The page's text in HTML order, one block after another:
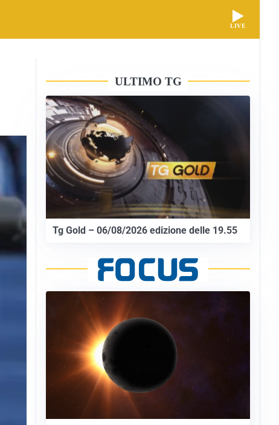
LIVE
ULTIMO TG
Tg Gold – 06/08/2026 edizione delle 19.55